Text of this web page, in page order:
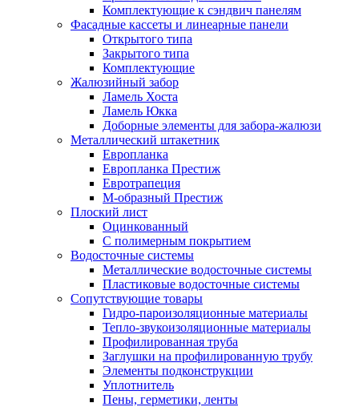
Комплектующие к сэндвич панелям
Фасадные кассеты и линеарные панели
Открытого типа
Закрытого типа
Комплектующие
Жалюзийный забор
Ламель Хоста
Ламель Юкка
Доборные элементы для забора-жалюзи
Металлический штакетник
Европланка
Европланка Престиж
Евротрапеция
М-образный Престиж
Плоский лист
Оцинкованный
С полимерным покрытием
Водосточные системы
Металлические водосточные системы
Пластиковые водосточные системы
Сопутствующие товары
Гидро-пароизоляционные материалы
Тепло-звукоизоляционные материалы
Профилированная труба
Заглушки на профилированную трубу
Элементы подконструкции
Уплотнитель
Пены, герметики, ленты